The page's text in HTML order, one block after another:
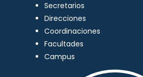
Secretarios
Direcciones
Coordinaciones
Facultades
Campus